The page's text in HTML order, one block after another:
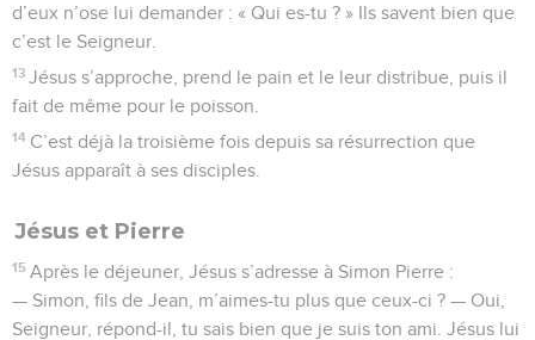
d’eux n’ose lui demander : « Qui es-tu ? » Ils savent bien que
c’est le Seigneur.
13 Jésus s’approche, prend le pain et le leur distribue, puis il
fait de même pour le poisson.
14 C’est déjà la troisième fois depuis sa résurrection que
Jésus apparaît à ses disciples.
Jésus et Pierre
15 Après le déjeuner, Jésus s’adresse à Simon Pierre :
— Simon, fils de Jean, m’aimes-tu plus que ceux-ci ? — Oui,
Seigneur, répond-il, tu sais bien que je suis ton ami. Jésus lui